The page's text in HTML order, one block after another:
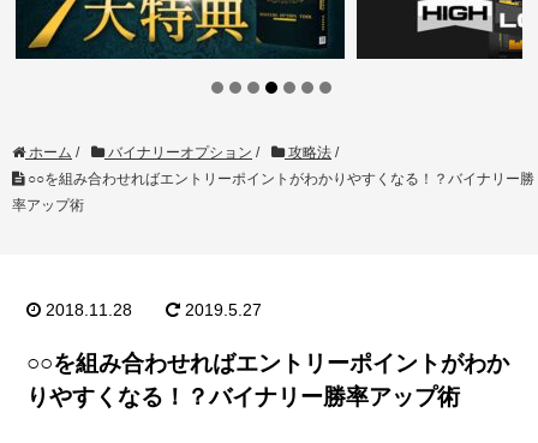
ホーム / バイナリーオプション / 攻略法 /
○○を組み合わせればエントリーポイントがわかりやすくなる！？バイナリー勝
率アップ術
2018.11.28 2019.5.27
○○を組み合わせればエントリーポイントがわか
りやすくなる！？バイナリー勝率アップ術